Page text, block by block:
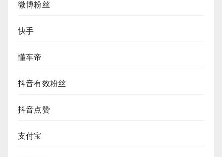
微博粉丝
快手
懂车帝
抖音有效粉丝
抖音点赞
支付宝